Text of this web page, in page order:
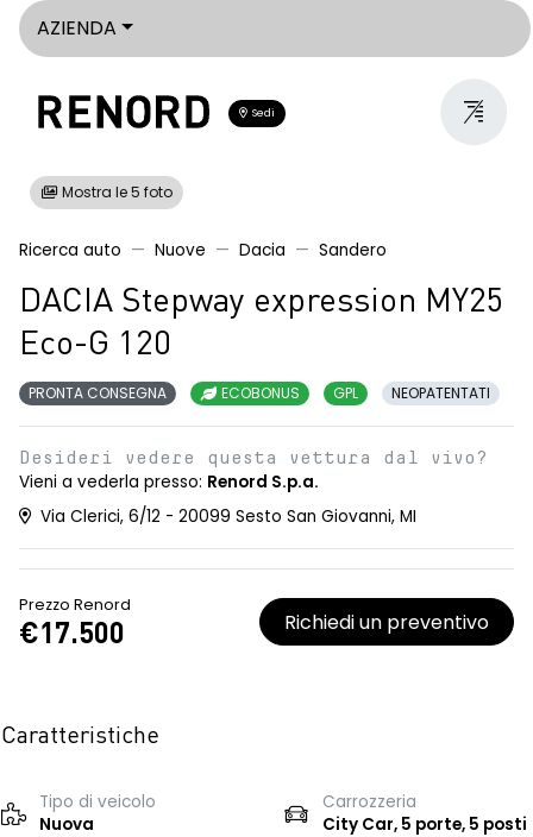
AZIENDA
Sedi
Mostra le 5 foto
Ricerca auto Nuove Dacia Sandero
DACIA Stepway expression MY25
Eco-G 120
PRONTA CONSEGNA ECOBONUS GPL NEOPATENTATI
Desideri vedere questa vettura dal vivo?
Vieni a vederla presso: Renord S.p.a.
Via Clerici, 6/12 - 20099 Sesto San Giovanni, MI
Prezzo Renord
€17.500 Richiedi un preventivo
Caratteristiche
Tipo di veicolo
Nuova
Carrozzeria
City Car, 5 porte, 5 posti